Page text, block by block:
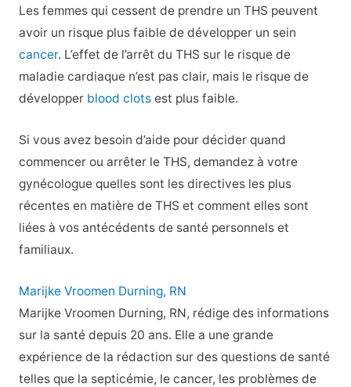
Les femmes qui cessent de prendre un THS peuvent
avoir un risque plus faible de développer un sein
cancer. L’effet de l’arrêt du THS sur le risque de
maladie cardiaque n’est pas clair, mais le risque de
développer blood clotsest plus faible.
Si vous avez besoin d’aide pour décider quand
commencer ou arrêter le THS, demandez à votre
gynécologue quelles sont les directives les plus
récentes en matière de THS et comment elles sont
liées à vos antécédents de santé personnels et
familiaux.
Marijke Vroomen Durning, RN
Marijke Vroomen Durning, RN, rédige des informations
sur la santé depuis 20 ans. Elle a une grande
expérience de la rédaction sur des questions de santé
telles que la septicémie, le cancer, les problèmes de